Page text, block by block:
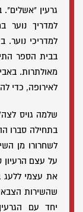
גרעין "אשלים".
למדריך נוער
למדריכי
בבית הספר
לאירופה, כדי
בתחילה סברו
לשחרורו מן
על עצם
את עצמי ללעג
שהשירות
יחד עם